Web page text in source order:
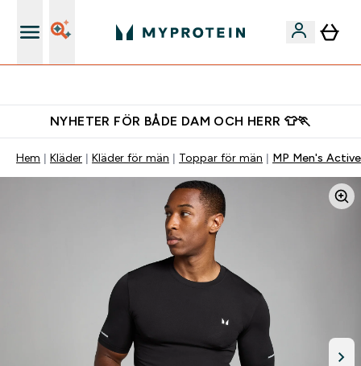
NYHETER FÖR BÅDE DAM OCH HERR 👕🏃
Hem Kläder Kläder för män Toppar för män MP Men's